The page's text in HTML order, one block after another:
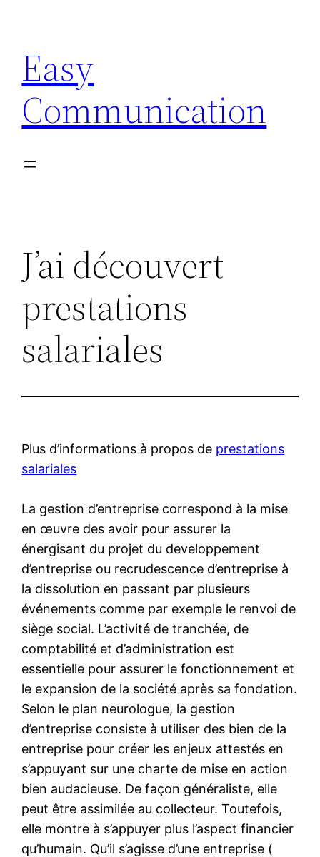
contenu
Easy
Communication
J’ai découvert
prestations
salariales
Plus d’informations à propos de prestations
salariales
La gestion d’entreprise correspond à la mise
en œuvre des avoir pour assurer la
énergisant du projet du developpement
d’entreprise ou recrudescence d’entreprise à
la dissolution en passant par plusieurs
événements comme par exemple le renvoi de
siège social. L’activité de tranchée, de
comptabilité et d’administration est
essentielle pour assurer le fonctionnement et
le expansion de la société après sa fondation.
Selon le plan neurologue, la gestion
d’entreprise consiste à utiliser des bien de la
entreprise pour créer les enjeux attestés en
s’appuyant sur une charte de mise en action
bien audacieuse. De façon généraliste, elle
peut être assimilée au collecteur. Toutefois,
elle montre à s’appuyer plus l’aspect financier
qu’humain. Qu’il s’agisse d’une entreprise (